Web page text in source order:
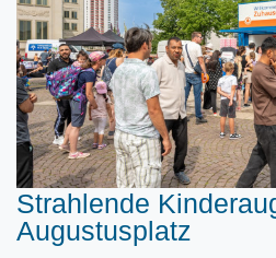
Strahlende
Augustusplatz